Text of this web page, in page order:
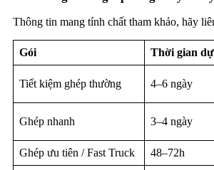
Thông tin mang tính chất tham khảo, hãy
Gói Thời gian
Tiết kiệm ghép thường 4–6 ngày
Ghép nhanh 3–4 ngày
Ghép ưu tiên / Fast Truck 48–72h